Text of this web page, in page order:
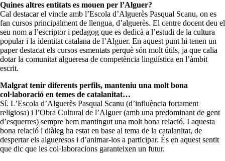
Quines altres entitats es mouen per l’Alguer?
Cal destacar el vincle amb l’Escola d’Alguerès Pasqual Scanu, on es
fan cursos principalment de llengua, d’alguerès. El centre docent deu el
seu nom a l’escriptor i pedagog que es dedicà a l’estudi de la cultura
popular i la identitat catalana de l’Alguer. En aquest punt hi tenen un
paper destacat els cursos esmentats perquè són molt útils, ja que calia
dotar la comunitat algueresa de competència lingüística en l’àmbit
escrit.
Malgrat tenir diferents perfils, manteniu una molt bona
col·laboració en temes de catalanitat…
Sí. L’Escola d’Alguerès Pasqual Scanu (d’influència fortament
religiosa) i l’Obra Cultural de l’Alguer (amb una predominant de gent
d’esquerres) sempre hem mantingut una molt bona relació. I aquesta
bona relació i diàleg ha estat en base al tema de la catalanitat, de
despertar els algueresos i d’animar-los a participar. És en aquest sentit
que dic que les col·laboracions garanteixen un futur.